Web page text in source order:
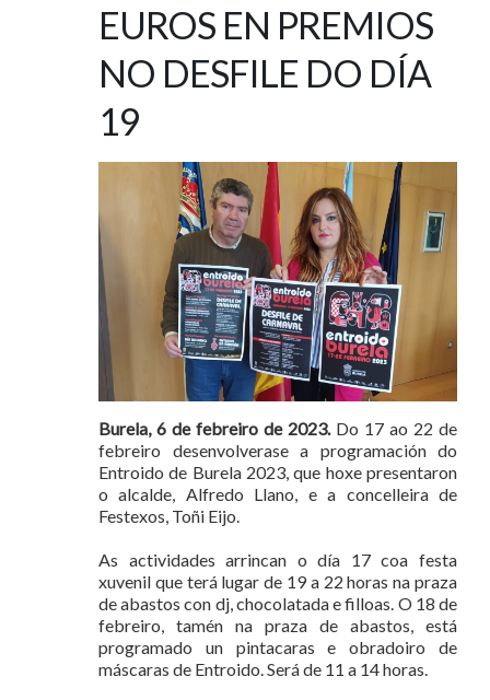
EUROS EN PREMIOS
NO DESFILE DO DÍA
19
Burela, 6 de febreiro de 2023. Do 17 ao 22 de
febreiro desenvolverase a programación do
Entroido de Burela 2023, que hoxe presentaron
o alcalde, Alfredo Llano, e a concelleira de
Festexos, Toñi Eijo.
As actividades arrincan o día 17 coa festa
xuvenil que terá lugar de 19 a 22 horas na praza
de abastos con dj, chocolatada e filloas. O 18 de
febreiro, tamén na praza de abastos, está
programado un pintacaras e obradoiro de
máscaras de Entroido. Será de 11 a 14 horas.